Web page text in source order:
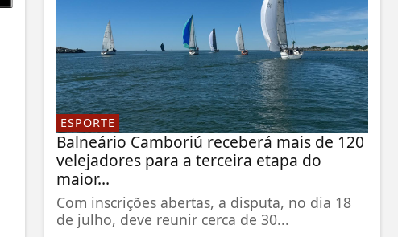
ESPORTE
Balneário Camboriú receberá mais de 120
velejadores para a terceira etapa do
maior...
Com inscrições abertas, a disputa, no dia 18
de julho, deve reunir cerca de 30...